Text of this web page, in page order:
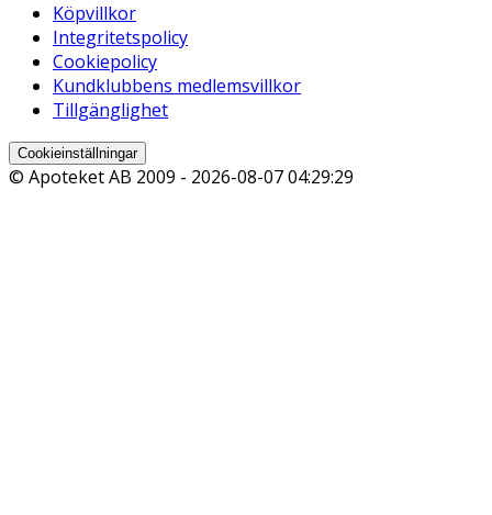
Köpvillkor
Integritetspolicy
Cookiepolicy
Kundklubbens medlemsvillkor
Tillgänglighet
Cookieinställningar
© Apoteket AB 2009 - 2026-08-07 04:29:29